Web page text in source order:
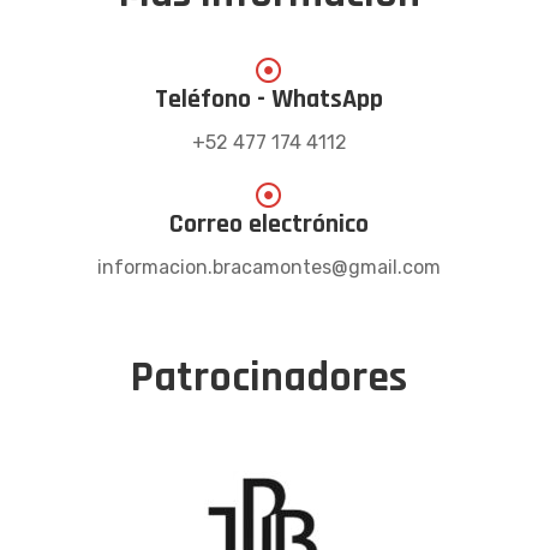
Teléfono - WhatsApp
+52 477 174 4112
Correo electrónico
informacion.bracamontes@gmail.com
Patrocinadores